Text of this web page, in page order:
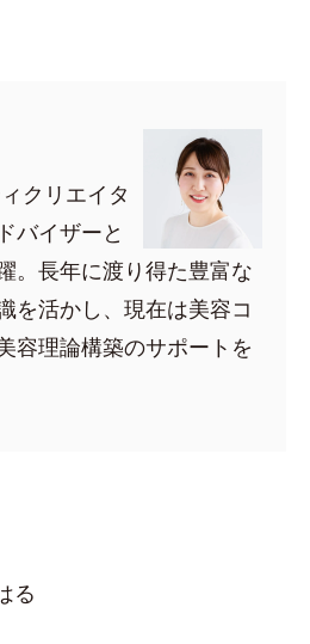
クリエイタ
バイザーと
。長年に渡り得た豊富な
を活かし、現在は美容コ
容理論構築のサポートを
る